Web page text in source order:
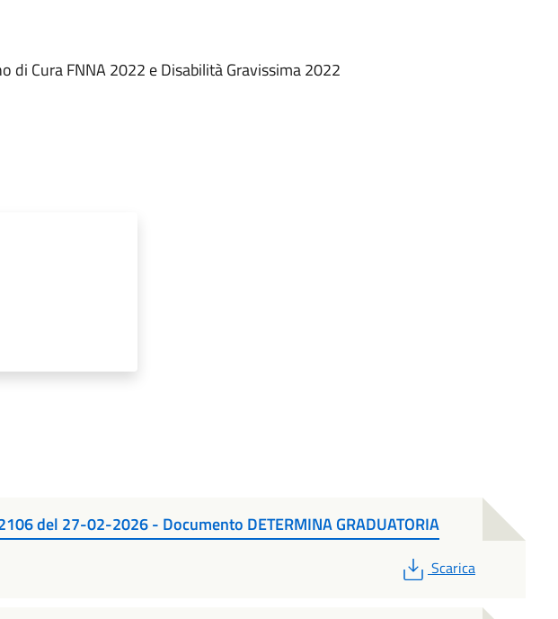
di Cura FNNA 2022 e Disabilità Gravissima 2022
del 27-02-2026 - Documento DETERMINA GRADUATORIA
PDF
Scarica